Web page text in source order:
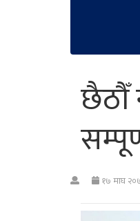
छैठौँ
१७ माघ